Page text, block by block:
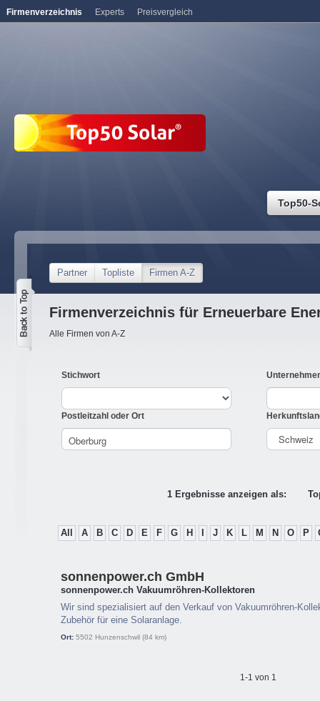
Top50-
Partner Topliste Firmen A-Z
Firmenverzeichnis für Erneuerbare
Alle Firmen von A-Z
Stichwort
Postleitzahl oder Ort
1 Ergebnisse anzeigen als:
All A B C D E F G H J K L M N O P
sonnenpower.ch GmbH
sonnenpower.ch Vakuumröhren-Kollektoren
Wir sind spezialisiert auf den Verkauf von Vakuumröhren-
Zubehör für eine Solaranlage.
Ort: 5502 Hunzenschwil (84 km)
1-1 von 1
Firmenverzeichnis Experts Preisvergleich